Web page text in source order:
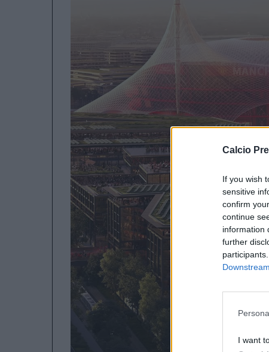
Calcio
If you wish
sensitive
confirm
continue
information
further
I want